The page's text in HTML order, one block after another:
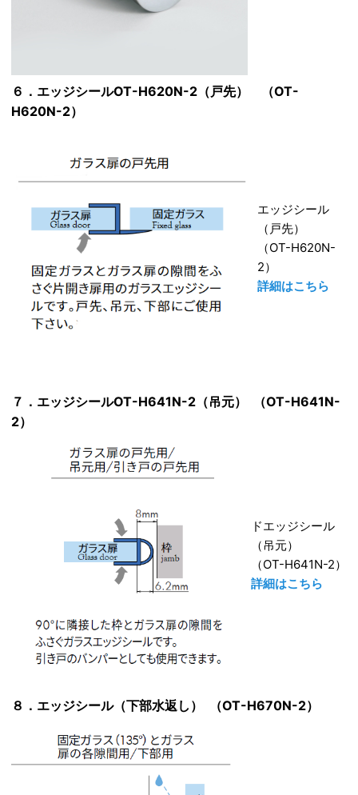
６．エッジシールOT-H620N-2（戸先） （OT-
H620N-2）
エッジシール
（戸先）
（OT-H620N-
2）
詳細はこちら
７．エッジシールOT-H641N-2（吊元） （OT-H641N-
2）
ドエッジシール
（吊元）
（OT-H641N-2）
詳細はこちら
８．エッジシール（下部水返し） （OT-H670N-2）